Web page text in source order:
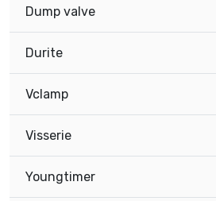
Dump valve
Durite
Vclamp
Visserie
Youngtimer